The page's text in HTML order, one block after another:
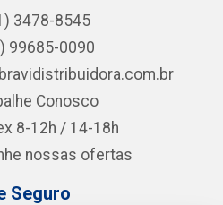
3478-8545
99685-0090
Conosco
8-12h / 14-18h
nossas ofertas
Seguro